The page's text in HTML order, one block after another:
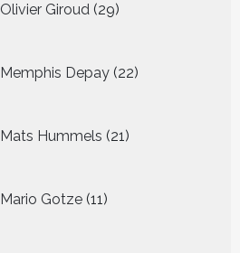
Olivier Giroud 29
producten
Memphis Depay 22
producten
Mats Hummels 21
producten
Mario Gotze 11
producten